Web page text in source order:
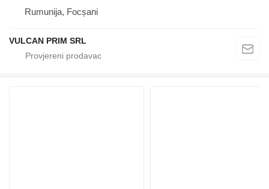
Rumunija, Focșani
VULCAN PRIM SRL